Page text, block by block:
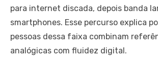
para internet discada, depois banda
smartphones. Esse percurso explica
pessoas dessa faixa combinam
analógicas com fluidez digital.